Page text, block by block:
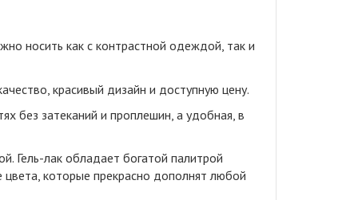
носить как с контрастной одеждой, так и
красивый дизайн и доступную цену.
без затеканий и проплешин, а удобная, в
Гель-лак обладает богатой палитрой
которые прекрасно дополнят любой